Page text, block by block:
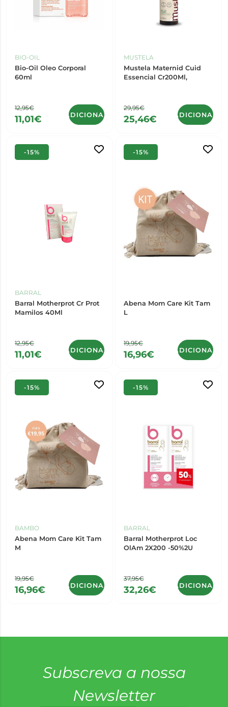
BIO-OIL
Bio-Oil Oleo Corporal
60ml
12,95€
11,01€ ADICIONAR
MUSTELA
Mustela Maternid Cuid
Essencial Cr200Ml,
29,95€
25,46€ ADICIONAR
-15%
BARRAL
Barral Motherprot Cr Prot
Mamilos 40Ml
12,95€
11,01€ ADICIONAR
-15%
Abena Mom Care Kit Tam
L
19,95€
16,96€ ADICIONAR
-15%
BAMBO
Abena Mom Care Kit Tam
M
19,95€
16,96€ ADICIONAR
-15%
BARRAL
Barral Motherprot Loc
OlAm 2X200 -50%2U
37,95€
32,26€ ADICIONAR
Subscreva a nossa
Newsletter